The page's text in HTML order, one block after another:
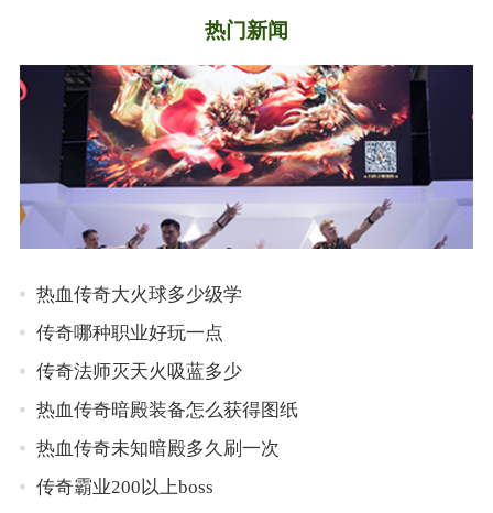
热门新闻
热血传奇大火球多少级学
传奇哪种职业好玩一点
传奇法师灭天火吸蓝多少
热血传奇暗殿装备怎么获得图纸
热血传奇未知暗殿多久刷一次
传奇霸业200以上boss